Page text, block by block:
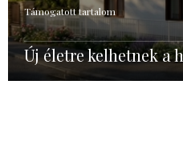
Támogatott tartalom
Új életre kelhetnek a